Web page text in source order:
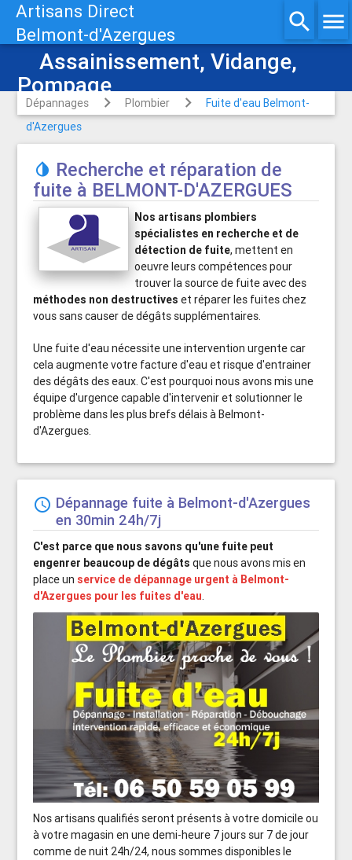
Artisans Direct
Belmont-d'Azergues
search menu
Assainissement, Vidange,
Pompage
Dépannages Plombier
Fuite d'eau Belmont-
d'Azergues
 Recherche et réparation de
fuite à BELMONT-D'AZERGUES
Nos artisans plombiers
spécialistes en recherche et de
détection de fuite, mettent en
oeuvre leurs compétences pour
trouver la source de fuite avec des
méthodes non destructives et réparer les fuites chez
vous sans causer de dégâts supplémentaires.
Une fuite d'eau nécessite une intervention urgente car
cela augmente votre facture d'eau et risque d'entrainer
des dégâts des eaux. C'est pourquoi nous avons mis une
équipe d'urgence capable d'intervenir et solutionner le
problème dans les plus brefs délais à Belmont-
d'Azergues.
schedule Dépannage fuite à Belmont-d'Azergues
en 30min 24h/7j
C'est parce que nous savons qu'une fuite peut
engenrer beaucoup de dégâts que nous avons mis en
place un service de dépannage urgent à Belmont-
d'Azergues pour les fuites d'eau.
Nos artisans qualifiés seront présents à votre domicile ou
à votre magasin en une demi-heure 7 jours sur 7 de jour
comme de nuit 24h/24, nous sommes disponibles le